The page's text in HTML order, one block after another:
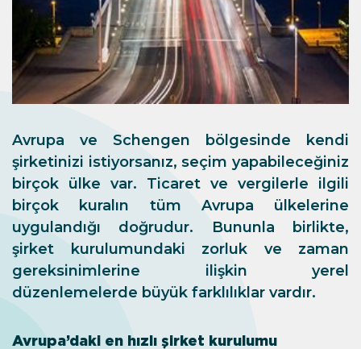
Avrupa ve Schengen bölgesinde kendi
şirketinizi istiyorsanız, seçim yapabileceğiniz
birçok ülke var. Ticaret ve vergilerle ilgili
birçok kuralın tüm Avrupa ülkelerine
uygulandığı doğrudur. Bununla birlikte,
şirket kurulumundaki zorluk ve zaman
gereksinimlerine ilişkin yerel
düzenlemelerde büyük farklılıklar vardır.
Avrupa’daki en hızlı şirket kurulumu